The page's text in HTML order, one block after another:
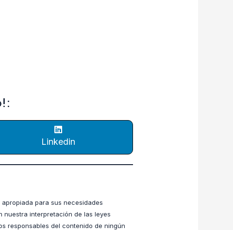
Linkedin
para sus necesidades
nuestra interpretación de las leyes
responsables del contenido de ningún